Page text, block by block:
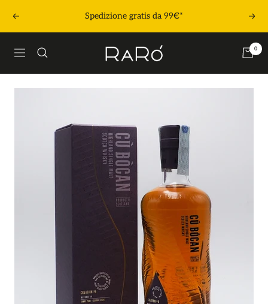
contenuto
Precedente Spedizione gratis da 99€*
Navigazione
Raró
0